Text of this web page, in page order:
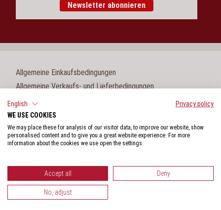
Newsletter abonnieren
Allgemeine Einkaufsbedingungen
Allgemeine Verkaufs- und Lieferbedingungen
Impressum
Datenschutz
English
Privacy policy
WE USE COOKIES
We may place these for analysis of our visitor data, to improve our website, show
personalised content and to give you a great website experience. For more
information about the cookies we use open the settings.
Accept all Deny
No, adjust